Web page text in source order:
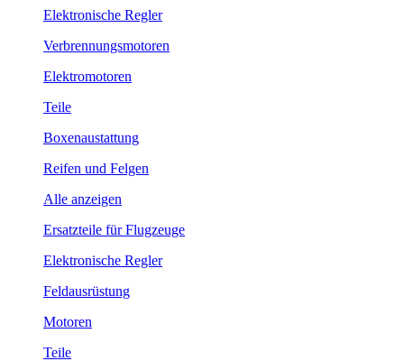
Elektronische Regler
Verbrennungsmotoren
Elektromotoren
Teile
Boxenaustattung
Reifen und Felgen
Alle anzeigen
Ersatzteile für Flugzeuge
Elektronische Regler
Feldausrüstung
Motoren
Teile